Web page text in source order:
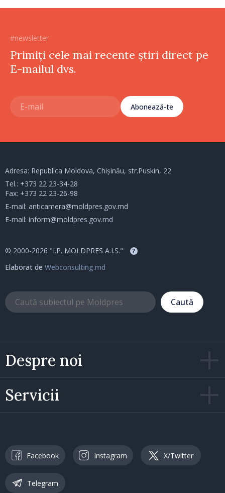
#newsletter
Primiți cele mai recente știri direct pe
E-mailul dvs.
Abonează-te
Despre noi
Servicii
Adresa: Republica Moldova, Chișinău, str.Puskin, 22
Tel.: +373 22 23-34-28
Fax: +373 22 23-26-98
E-mail: anticamera@moldpres.gov.md
E-mail: inform@moldpres.gov.md
© 2000-2026 "I.P. MOLDPRES A.I.S." ?
Elaborat de Webconsulting.md
Caută
Facebook Instagram X/Twitter
Telegram